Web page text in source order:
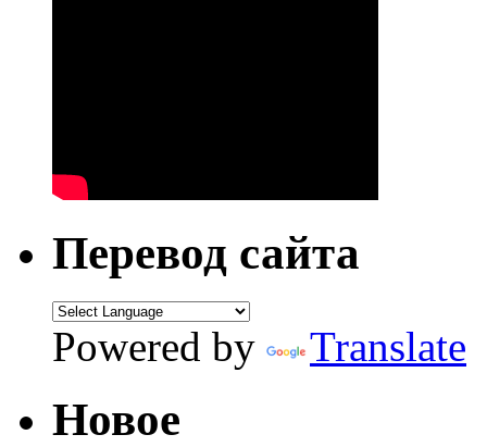
Перевод сайта
Powered by Translate
Новое